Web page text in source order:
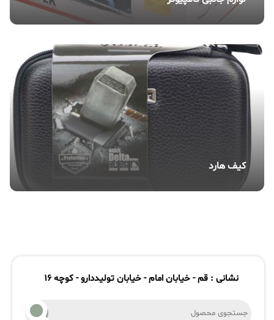
کیف هارد
نشانی : قم - خیابان امام - خیابان تولیددارو - کوچه 16